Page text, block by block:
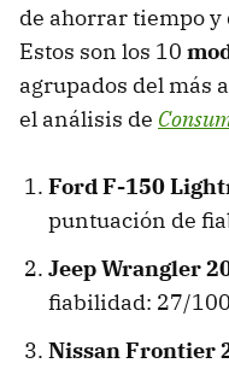
de ahorrar tiempo y
Estos son los 10
agrupados del más
el análisis de
Ford F-150
puntuación de
Jeep Wrangler
fiabilidad: 27/
Nissan Frontier